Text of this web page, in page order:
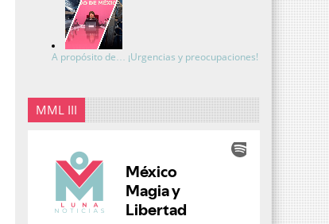
A propósito de… ¡Urgencias y preocupaciones!
MML III